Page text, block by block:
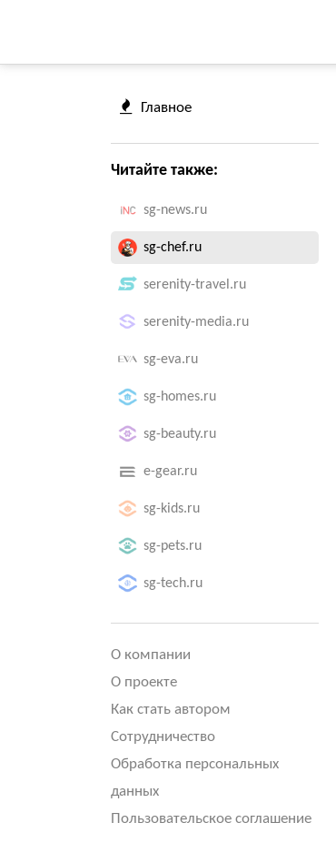
Главное
Читайте также:
sg-news.ru
sg-chef.ru
serenity-travel.ru
serenity-media.ru
sg-eva.ru
sg-homes.ru
sg-beauty.ru
e-gear.ru
sg-kids.ru
sg-pets.ru
sg-tech.ru
О компании
О проекте
Как стать автором
Сотрудничество
Обработка персональных
данных
Пользовательское соглашение